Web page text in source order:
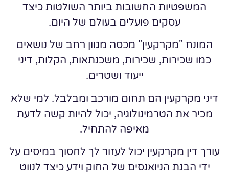
המשפטיות החשובות ביותר השולטות כיצד
עסקים פועלים בעולם של היום.
המונח "מקרקעין" מכסה מגוון רחב של נושאים
כמו שכירות, שכירות, משכנתאות, הקלות, דיני
ייעוד ושטרים.
דיני מקרקעין הם תחום מורכב ומבלבל. למי שלא
מכיר את הטרמינולוגיה, יכול להיות קשה לדעת
מאיפה להתחיל.
עורך דין מקרקעין יכול לעזור לך לחסוך במיסים על
ידי הבנת הניואנסים של החוק וידע כיצד לנווט